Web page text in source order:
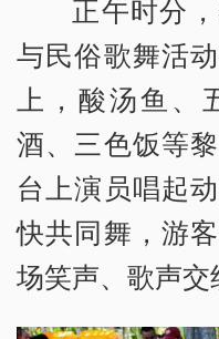
正午时分
与民俗歌舞活
上，酸汤鱼、
酒、三色饭等
台上演员唱起
快共同舞，游
场笑声、歌声交